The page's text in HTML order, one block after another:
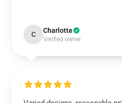
C Charlotte
Verified owner